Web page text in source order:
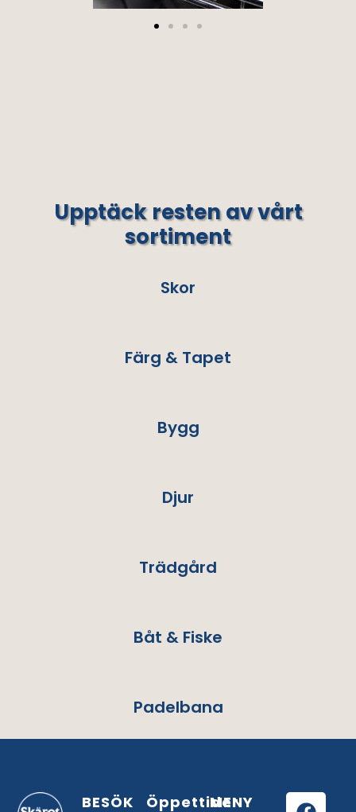
Upptäck resten av vårt
sortiment
Skor
Färg & Tapet
Bygg
Djur
Trädgård
Båt & Fiske
Padelbana
BESÖK Öppettider
MENY